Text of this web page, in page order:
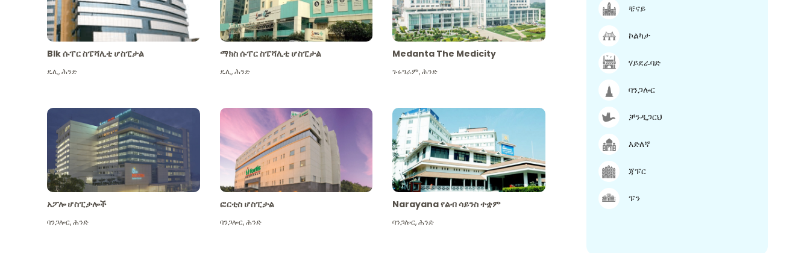
Blk ሱፐር ስፔሻሊቲ ሆስፒታል
ዴሊ,ሕንድ
ማክስ ሱፐር ስፔሻሊቲ ሆስፒታል
ዴሊ,ሕንድ
Medanta The Medicity
ጉሩግራም,ሕንድ
አፖሎ ሆስፒታሎች
ባንጋሎር,ሕንድ
ፎርቲስ ሆስፒታል
ባንጋሎር,ሕንድ
Narayana የልብ ሳይንስ ተቋም
ባንጋሎር,ሕንድ
ቼናይ
ኮልካታ
ሃይደራባድ
ባንጋሎር
ቻንዲጋርህ
እድለኛ
ጃፑር
ፑን